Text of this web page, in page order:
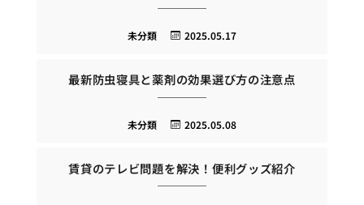
2025.05.17
未分類
最新防虫寝具と薬剤の効果選び方の注意点
2025.05.08
未分類
賃貸のテレビ問題を解決！便利グッズ紹介